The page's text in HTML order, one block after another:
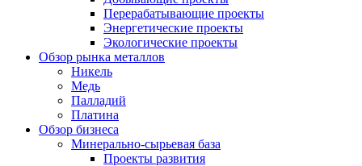
Перерабатывающие проекты
Энергетические проекты
Экологические проекты
Обзор рынка металлов
Никель
Медь
Палладий
Платина
Обзор бизнеса
Минерально-сырьевая база
Проекты развития